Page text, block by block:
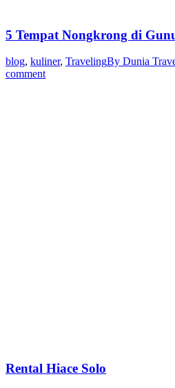
5 Tempat Nongkrong di
blog, kuliner, TravelingBy Dunia
comment
Rental Hiace Solo